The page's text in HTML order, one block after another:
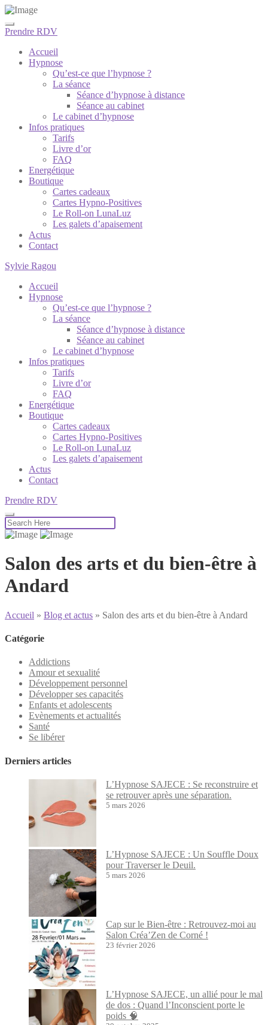
Prendre RDV
Accueil
Hypnose
Qu’est-ce que l’hypnose ?
La séance
Séance d’hypnose à distance
Séance au cabinet
Le cabinet d’hypnose
Infos pratiques
Tarifs
Livre d’or
FAQ
Energétique
Boutique
Cartes cadeaux
Cartes Hypno-Positives
Le Roll-on LunaLuz
Les galets d’apaisement
Actus
Contact
Sylvie Ragou
Accueil
Hypnose
Qu’est-ce que l’hypnose ?
La séance
Séance d’hypnose à distance
Séance au cabinet
Le cabinet d’hypnose
Infos pratiques
Tarifs
Livre d’or
FAQ
Energétique
Boutique
Cartes cadeaux
Cartes Hypno-Positives
Le Roll-on LunaLuz
Les galets d’apaisement
Actus
Contact
Prendre RDV
Salon des arts et du bien-être à
Andard
Accueil » Blog et actus » Salon des arts et du bien-être à Andard
Catégorie
Addictions
Amour et sexualité
Développement personnel
Développer ses capacités
Enfants et adolescents
Evènements et actualités
Santé
Se libérer
Derniers articles
L’Hypnose SAJECE : Se reconstruire et
se retrouver après une séparation.
5 mars 2026
L’Hypnose SAJECE : Un Souffle Doux
pour Traverser le Deuil.
5 mars 2026
Cap sur le Bien-être : Retrouvez-moi au
Salon Créa’Zen de Corné !
23 février 2026
L’Hypnose SAJECE, un allié pour le mal
de dos : Quand l’Inconscient porte le
poids 🧠